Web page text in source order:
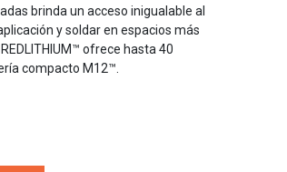
brinda un acceso inigualable al
y soldar en espacios más
ofrece hasta 40
compacto M12™.